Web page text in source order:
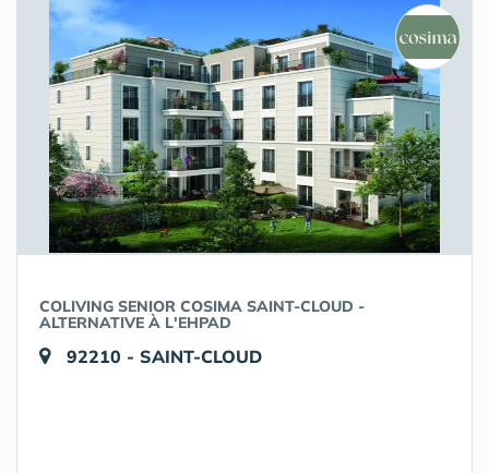
COLIVING SENIOR COSIMA SAINT-CLOUD -
ALTERNATIVE À L'EHPAD
92210 - SAINT-CLOUD